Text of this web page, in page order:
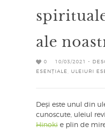
ale
0 10/03/2021 -
ESENȚIALE
ULEIURI
Deși este unul din
cunoscute, uleiul
Hinoki e plin de